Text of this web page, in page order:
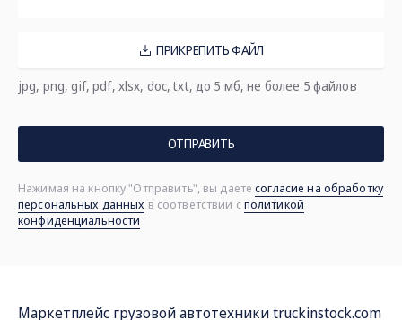
ПРИКРЕПИТЬ ФАЙЛ
jpg, png, gif, pdf, xlsx, doc, txt, до 5 мб, не более 5 файлов
ОТПРАВИТЬ
Нажимая на кнопку "Отправить", вы даетесогласие на обработку
персональных данных в соответствии с политикой
конфиденциальности
Маркетплейс грузовой автотехникиtruckinstock.com